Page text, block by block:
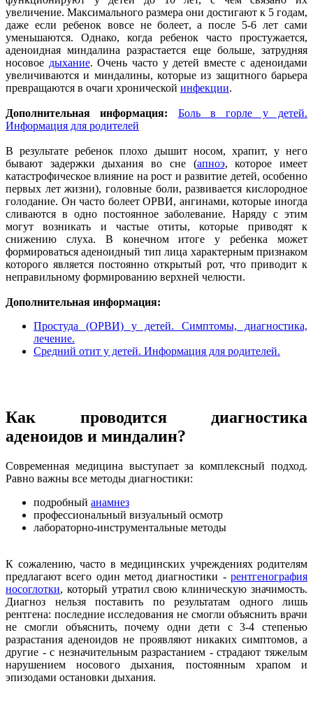
увеличение. Максимального размера они достигают к 5 годам,
даже если ребенок вовсе не болеет, а после 5-6 лет сами
уменьшаются. Однако, когда ребенок часто простужается,
аденоидная миндалина разрастается еще больше, затрудняя
носовое дыхание. Очень часто у детей вместе с аденоидами
увеличиваются и миндалины, которые из защитного барьера
превращаются в очаги хронической инфекции.
Дополнительная информация:
Боль в горле у детей.
Информация для родителей
В результате ребенок плохо дышит носом, храпит, у него
бывают задержки дыхания во сне (апноэ, которое имеет
катастрофическое влияние на рост и развитие детей, особенно
первых лет жизни), головные боли, развивается кислородное
голодание. Он часто болеет ОРВИ, ангинами, которые иногда
сливаются в одно постоянное заболевание. Наряду с этим
могут возникать и частые отиты, которые приводят к
снижению слуха. В конечном итоге у ребенка может
формироваться аденоидный тип лица характерным признаком
которого является постоянно открытый рот, что приводит к
неправильному формированию верхней челюсти.
Дополнительная информация:
Простуда (ОРВИ) у детей. Симптомы, диагностика,
лечение.
Средний отит у детей. Информация для родителей.
Как проводится диагностика
аденоидов и миндалин?
Современная медицина выступает за комплексный подход.
Равно важны все методы диагностики:
подробный анамнез
профессиональный визуальный осмотр
лабораторно-инструментальные методы
К сожалению, часто в медицинских учреждениях родителям
предлагают всего один метод диагностики - рентгенография
носоглотки, который утратил свою клиническую значимость.
Диагноз нельзя поставить по результатам одного лишь
рентгена: последние исследования не смогли объяснить врачи
не смогли объяснить, почему одни дети с 3-4 степенью
разрастания аденоидов не проявляют никаких симптомов, а
другие - с незначительным разрастанием - страдают тяжелым
нарушением носового дыхания, постоянным храпом и
эпизодами остановки дыхания.